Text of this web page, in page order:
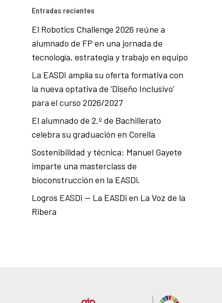
Entradas recientes
El Robotics Challenge 2026 reúne a
alumnado de FP en una jornada de
tecnología, estrategia y trabajo en equipo
La EASDI amplía su oferta formativa con
la nueva optativa de ‘Diseño Inclusivo’
para el curso 2026/2027
El alumnado de 2.º de Bachillerato
celebra su graduación en Corella
Sostenibilidad y técnica: Manuel Gayete
imparte una masterclass de
bioconstrucción en la EASDi.
Logros EASDi — La EASDi en La Voz de la
Ribera